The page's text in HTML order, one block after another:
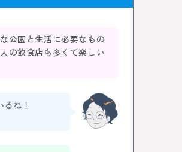
公園と生活に必要なもの
の飲食店も多くて楽しい
ね！